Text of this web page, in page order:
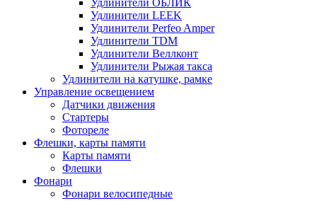
Удлинители ОБЛИК
Удлинители LEEK
Удлинители Perfeo Amper
Удлинители TDM
Удлинители Веллконт
Удлинители Рыжая такса
Удлинители на катушке, рамке
Управление освещением
Датчики движения
Стартеры
Фотореле
Флешки, карты памяти
Карты памяти
Флешки
Фонари
Фонари велосипедные